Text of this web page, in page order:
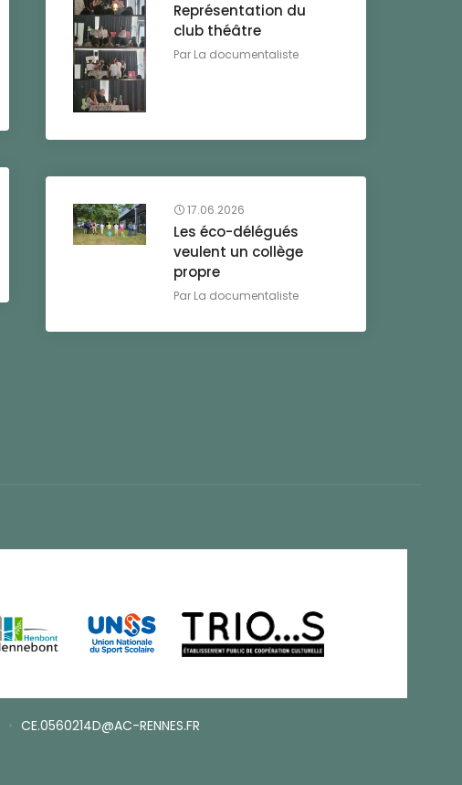
Représentation du
club théâtre
Par La documentaliste
17.06.2026
Les éco-délégués
veulent un collège
propre
Par La documentaliste
• CE.0560214D@AC-RENNES.FR